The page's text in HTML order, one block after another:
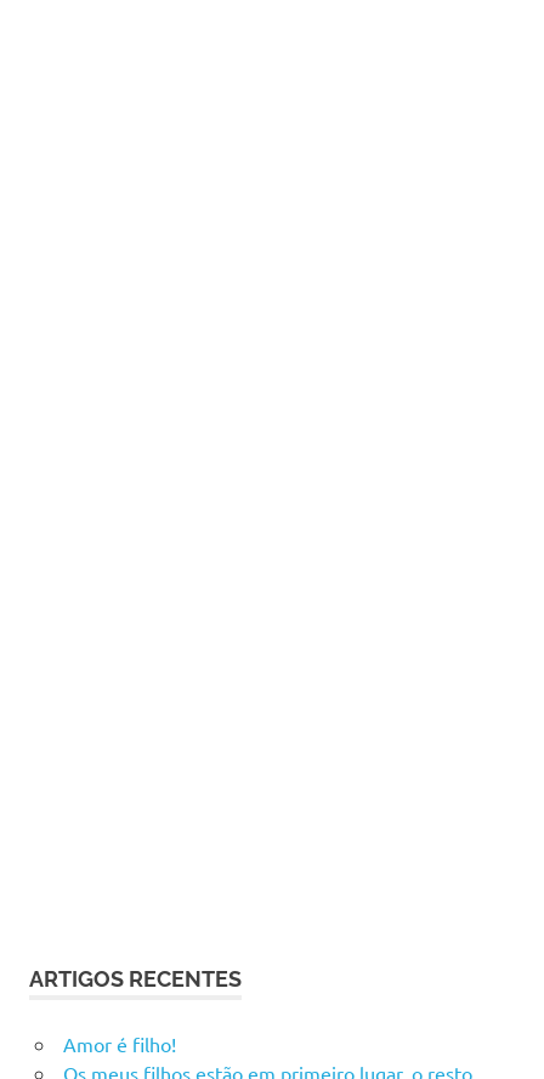
ARTIGOS RECENTES
Amor é filho!
Os meus filhos estão em primeiro lugar, o resto